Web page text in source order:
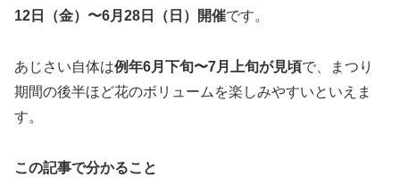
12日（金）〜6月28日（日）開催です。
あじさい自体は例年6月下旬〜7月上旬が見頃で、まつり
期間の後半ほど花のボリュームを楽しみやすいといえま
す。
この記事で分かること